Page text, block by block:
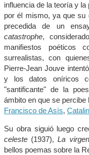
influencia de la teoría y la
por él mismo, ya que su
precedida de un
catastrophe,
manifiestos poéticos
surrealistas, con
Pierre-Jean Jouve
y los datos oníricos
"santificante" de la
ámbito en que se
Francisco de Asís,
Su obra siguió luego
celeste (1937),La
bellos poemas sobre la